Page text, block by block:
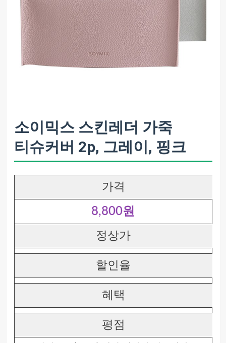
소이믹스 스킨레더 가죽
티슈커버 2p, 그레이, 핑크
가격
8,800원
정상가
할인율
혜택
평점